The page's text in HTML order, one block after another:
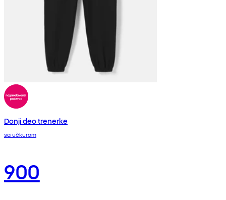
Donji deo trenerke
sa učkurom
900